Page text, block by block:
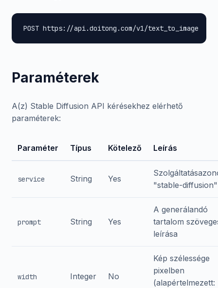
POST https://api.doitong.com/v1/text_to_image
Paraméterek
A(z) Stable Diffusion API kérésekhez elérhető
paraméterek:
Paraméter Típus Kötelező Leírás
service String Yes
"stable-diffusion"
prompt String Yes
A generálandó
tartalom
leírása
width Integer No
Kép szélessége
pixelben
(alapértelmezett: